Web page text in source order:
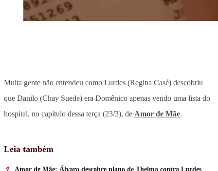
Muita gente não entendeu como Lurdes (Regina Casé) descobriu
que Danilo (Chay Suede) era Domênico apenas vendo uma lista do
hospital, no capítulo dessa terça (23/3), de Amor de Mãe.
Leia também
Amor de Mãe: Álvaro descobre plano de Thelma contra Lurdes